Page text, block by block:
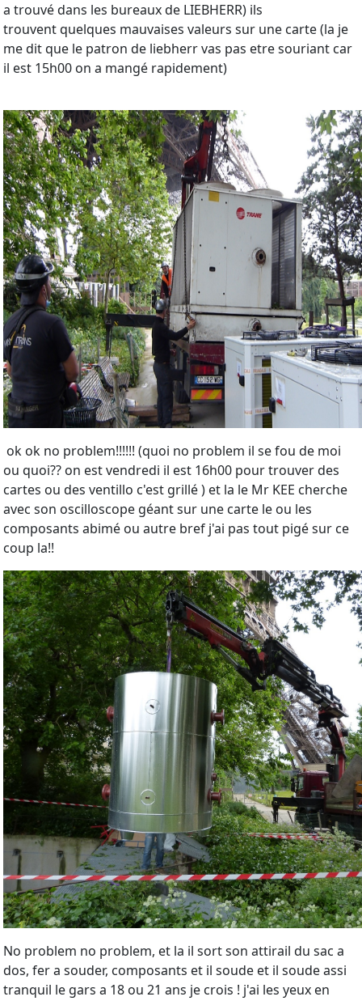
a trouvé dans les bureaux de LIEBHERR) ils
trouvent quelques mauvaises valeurs sur une carte (la je
me dit que le patron de liebherr vas pas etre souriant car
il est 15h00 on a mangé rapidement)
ok ok no problem!!!!!! (quoi no problem il se fou de moi
ou quoi?? on est vendredi il est 16h00 pour trouver des
cartes ou des ventillo c'est grillé ) et la le Mr KEE cherche
avec son oscilloscope géant sur une carte le ou les
composants abimé ou autre bref j'ai pas tout pigé sur ce
coup la!!
No problem no problem, et la il sort son attirail du sac a
dos, fer a souder, composants et il soude et il soude assi
tranquil le gars a 18 ou 21 ans je crois ! j'ai les yeux en